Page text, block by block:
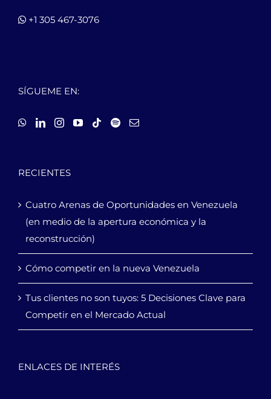
+1 305 467-3076
SÍGUEME EN:
RECIENTES
Cuatro Arenas de Oportunidades en Venezuela
(en medio de la apertura económica y la
reconstrucción)
Cómo competir en la nueva Venezuela
Tus clientes no son tuyos: 5 Decisiones Clave para
Competir en el Mercado Actual
ENLACES DE INTERÉS